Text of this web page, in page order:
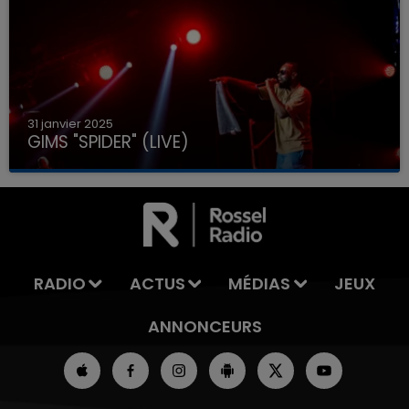
31 janvier 2025
GIMS "SPIDER" (LIVE)
RADIO ACTUS MÉDIAS
JEUX
ANNONCEURS